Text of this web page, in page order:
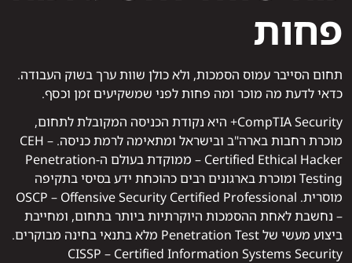
פחות
תחום הסייבר עמוס הסמכות, ולא כולן שוות ערך בשוק העבודה.
כדאי לדעת מה מוכר ומה פחות לפני שמשקיעים זמן וכסף.
CompTIA Security+ היא נקודת הכניסה המקובלת לתחום,
מוכרת רחבות בארה"ב ובישראל ומתאימה לרמת כניסה. CEH –
Certified Ethical Hacker – ממוקדת בעולם ה-Penetration
Testing ומוכרת בארגונים רבים כהוכחת ידע בסיסי בתקיפה
מוסרית. OSCP – Offensive Security Certified Professional
– נחשבת לאחת ההסמכות היוקרתיות ביותר בתחום, ומחייבת
ביצוע מעשי של Penetration Test מלא בתנאי בחינה מבוקרים.
CISSP – Certified Information Systems Security